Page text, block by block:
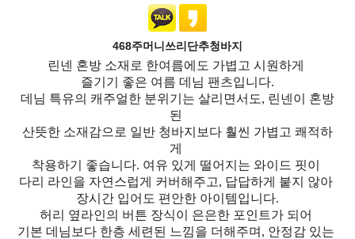
468주머니쓰리단추청바지
린넨 혼방 소재로 한여름에도 가볍고 시원하게
즐기기 좋은 여름 데님 팬츠입니다.
데님 특유의 캐주얼한 분위기는 살리면서도, 린넨이 혼방
된
산뜻한 소재감으로 일반 청바지보다 훨씬 가볍고 쾌적하
게
착용하기 좋습니다. 여유 있게 떨어지는 와이드 핏이
다리 라인을 자연스럽게 커버해주고, 답답하게 붙지 않아
장시간 입어도 편안한 아이템입니다.
허리 옆라인의 버튼 장식이 은은한 포인트가 되어
기본 데님보다 한층 세련된 느낌을 더해주며, 안정감 있는